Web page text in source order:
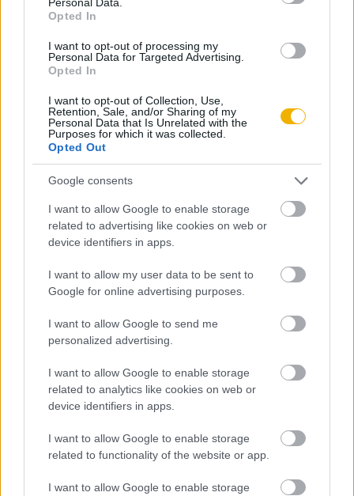
Opted In
I want to opt-out of processing my
Personal Data for Targeted Advertising.
Opted In
I want to opt-out of Collection, Use,
Retention, Sale, and/or Sharing of my
Personal Data that Is Unrelated with the
Purposes for which it was collected.
Opted Out
Google consents
I want to allow Google to enable storage
related to advertising like cookies on web or
device identifiers in apps.
I want to allow my user data to be sent to
Google for online advertising purposes.
I want to allow Google to send me
personalized advertising.
I want to allow Google to enable storage
related to analytics like cookies on web or
device identifiers in apps.
I want to allow Google to enable storage
related to functionality of the website or app.
I want to allow Google to enable storage
Timár Gábor
A magyar–csehszlovák határ
Püski Levente
Elitek a Horthy-kori Magyarországon
Ujváry Gábor
Teleki taktikája
Bűnbakkeresés és holokauszt a
rendszerváltás utáni Magyarországon
Ablonczy Balázs
Rettenetes év
A Székely Hadosztály